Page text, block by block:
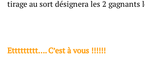
tirage au sort désignera les 2 gagnants
Ettttttttt…. C’est à vous !!!!!!